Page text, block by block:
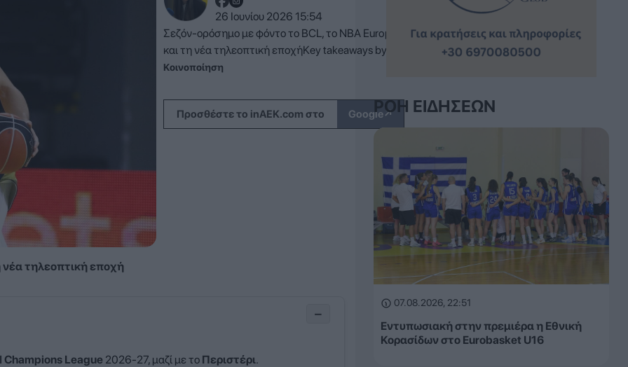
26 Ιουνίου 2026 15:54
Σεζόν-ορόσημο με φόντο το BCL, το NBA Europe
και τη νέα τηλεοπτική εποχήKey takeaways by...
Κοινοποίηση
Προσθέστε το inAEK.com στο Google↗
νέα τηλεοπτική εποχή
−
Champions League2026-27, μαζί με το Περιστέρι.
ΡΟΉ ΕΙΔΉΣΕΩΝ
07.08.2026, 22:51
Εντυπωσιακή στην πρεμιέρα η Εθνική
Κορασίδων στο Eurobasket U16